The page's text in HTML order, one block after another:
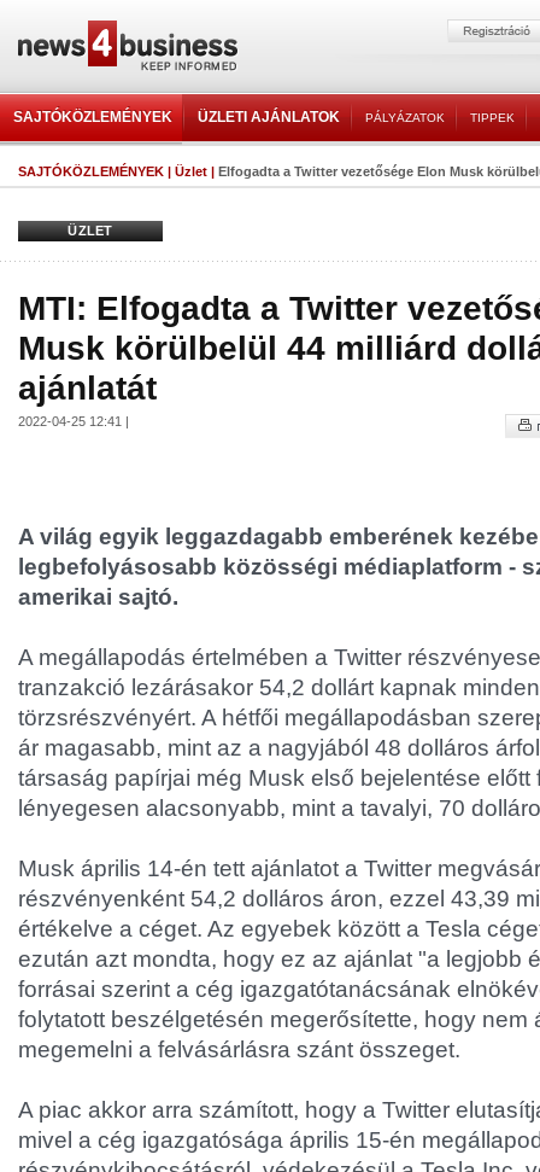
SAJTÓKÖZLEMÉNYEK ÜZLETI AJÁNLATOK PÁLYÁZATOK TIPPEK
SAJTÓKÖZLEMÉNYEK | Üzlet | Elfogadta a Twitter vezetősége Elon Musk
ÜZLET
MTI: Elfogadta a Twitter
Musk körülbelül 44 milliárd
ajánlatát
2022-04-25 12:41 |
A világ egyik leggazdagabb emberének
legbefolyásosabb közösségi médiaplatform -
amerikai sajtó.
A megállapodás értelmében a Twitter
tranzakció lezárásakor 54,2 dollárt kapnak
törzsrészvényért. A hétfői megállapodásban
ár magasabb, mint az a nagyjából 48 dolláros
társaság papírjai még Musk első bejelentése előtt
lényegesen alacsonyabb, mint a tavalyi, 70
Musk április 14-én tett ajánlatot a Twitter
részvényenként 54,2 dolláros áron, ezzel 43,39
értékelve a céget. Az egyebek között a Tesla
ezután azt mondta, hogy ez az ajánlat "a legjobb
forrásai szerint a cég igazgatótanácsának
folytatott beszélgetésén megerősítette, hogy nem
megemelni a felvásárlásra szánt összeget.
A piac akkor arra számított, hogy a Twitter
mivel a cég igazgatósága április 15-én